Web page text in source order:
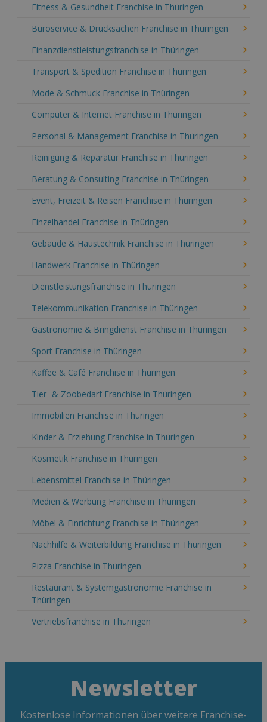
Fitness & Gesundheit Franchise in Thüringen
Büroservice & Drucksachen Franchise in Thüringen
Finanzdienstleistungsfranchise in Thüringen
Transport & Spedition Franchise in Thüringen
Mode & Schmuck Franchise in Thüringen
Computer & Internet Franchise in Thüringen
Personal & Management Franchise in Thüringen
Reinigung & Reparatur Franchise in Thüringen
Beratung & Consulting Franchise in Thüringen
Event, Freizeit & Reisen Franchise in Thüringen
Einzelhandel Franchise in Thüringen
Gebäude & Haustechnik Franchise in Thüringen
Handwerk Franchise in Thüringen
Dienstleistungsfranchise in Thüringen
Telekommunikation Franchise in Thüringen
Gastronomie & Bringdienst Franchise in Thüringen
Sport Franchise in Thüringen
Kaffee & Café Franchise in Thüringen
Tier- & Zoobedarf Franchise in Thüringen
Immobilien Franchise in Thüringen
Kinder & Erziehung Franchise in Thüringen
Kosmetik Franchise in Thüringen
Lebensmittel Franchise in Thüringen
Medien & Werbung Franchise in Thüringen
Möbel & Einrichtung Franchise in Thüringen
Nachhilfe & Weiterbildung Franchise in Thüringen
Pizza Franchise in Thüringen
Restaurant & Systemgastronomie Franchise in
Thüringen
Vertriebsfranchise in Thüringen
Newsletter
Kostenlose Informationen über weitere Franchise-